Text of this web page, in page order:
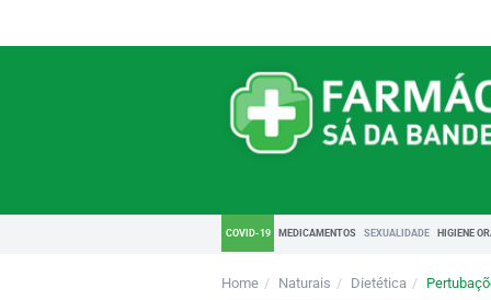
COVID-19 MEDICAMENTOS SEXUALIDADE HIGIENE
Home Naturais Dietética